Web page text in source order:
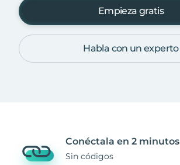
Empieza gratis
Habla con un experto
Conéctala en 2 minutos
Sin códigos